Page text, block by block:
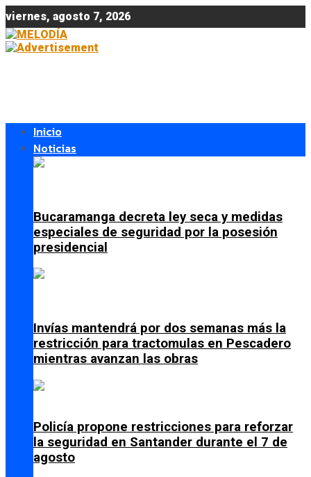
viernes, agosto 7, 2026
Inicio
Noticias
Bucaramanga decreta ley seca y medidas
especiales de seguridad por la posesión
presidencial
Invías mantendrá por dos semanas más la
restricción para tractomulas en Pescadero
mientras avanzan las obras
Policía propone restricciones para reforzar
la seguridad en Santander durante el 7 de
agosto